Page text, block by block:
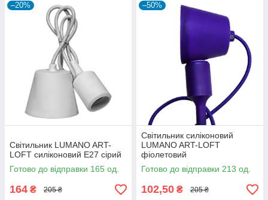
–20%
Світильник LUMANO ART-
LOFT силіконовий E27 сірий
Готово до відправки 165 од.
164 ₴ 205 ₴
–50%
Світильник силіконовий
LUMANO ART-LOFT
фіолетовий
Готово до відправки 213 од.
102,50 ₴ 205 ₴